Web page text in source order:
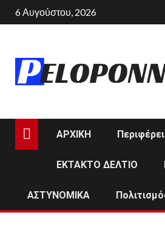
Skip
to
6 Αυγούστου, 2026
ΑΡΧΙΚΗ
ΕΚΤΑΚΤΟ ΔΕΛΤΙΟ
ΑΣΤΥΝΟΜΙΚΑ